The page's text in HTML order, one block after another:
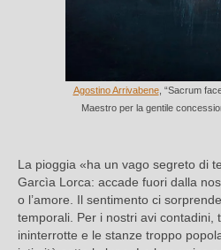
Agostino Arrivabene, “Sacrum
Maestro per la gentile
La pioggia «ha un vago segreto di
Garcìa Lorca: accade fuori dalla
o l’amore. Il sentimento ci
temporali. Per i nostri avi contadini,
ininterrotte e le stanze troppo